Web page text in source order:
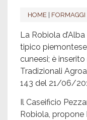
HOME FORMAGGI
La Robiola
tipico
cuneesi; è
Tradizionali
143 del 21/06/
Il Caseificio
Robiola, propone